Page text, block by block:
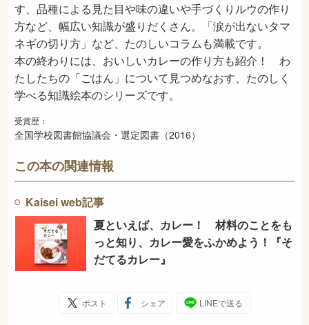
す、品種による見た目や味の違いや手づくりルウの作り
方など、幅広い知識が盛りだくさん。「涙が出ないタマ
ネギの切り方」など、たのしいコラムも満載です。
本の終わりには、おいしいカレーの作り方も紹介！ わ
たしたちの「ごはん」について見つめなおす、たのしく
学べる知識絵本のシリーズです。
受賞歴：
全国学校図書館協議会・選定図書（2016）
この本の関連情報
Kaisei web記事
夏といえば、カレー！ 材料のことをも
っと知り、カレー愛をふかめよう！『そ
だてるカレー』
ポスト シェア LINEで送る